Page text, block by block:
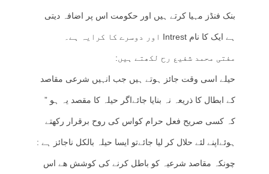
بنک فنڈز مہیا کرتے ہیں اور حکومت اس پر اضافہ دیتی
ہے ایک کا نام Intrest اور دوسرے کا کرایہ ہے۔
مفتی محمد شفیع رح لکھتے ہیں:
حیلے اسی وقت جائز ہوتے ہیں جب انہیں شرعی مقاصد
کے ابطال کا ذریعہ نہ بنایا جائےاگر حیلہ کا مقصد یہ ہو ”
کہ کسی صریح فعل حرام کواس کی روح برقرار رکھتے
ہوئےاپنے لئے حلال کر لیا جائےتو ایسا حیلہ بالکل ناجائز ہے :
چونکہ مقاصد شرعیہ کو باطل کرنے کی کوشش ھے اس